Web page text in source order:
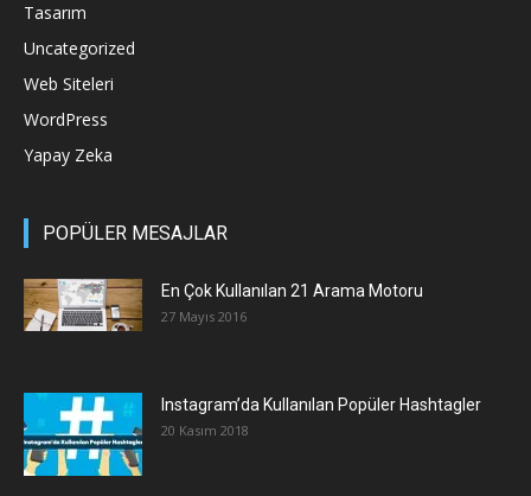
Tasarım
Uncategorized
Web Siteleri
WordPress
Yapay Zeka
POPÜLER MESAJLAR
En Çok Kullanılan 21 Arama Motoru
27 Mayıs 2016
Instagram’da Kullanılan Popüler Hashtagler
20 Kasım 2018